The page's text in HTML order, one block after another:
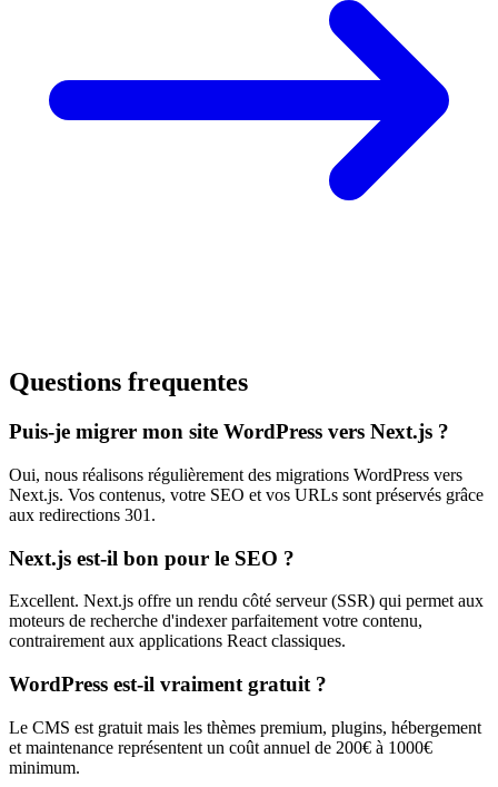
Questions frequentes
Puis-je migrer mon site WordPress vers Next.js ?
Oui, nous réalisons régulièrement des migrations WordPress vers
Next.js. Vos contenus, votre SEO et vos URLs sont préservés grâce
aux redirections 301.
Next.js est-il bon pour le SEO ?
Excellent. Next.js offre un rendu côté serveur (SSR) qui permet aux
moteurs de recherche d'indexer parfaitement votre contenu,
contrairement aux applications React classiques.
WordPress est-il vraiment gratuit ?
Le CMS est gratuit mais les thèmes premium, plugins, hébergement
et maintenance représentent un coût annuel de 200€ à 1000€
minimum.